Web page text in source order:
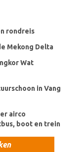
rondreis
Mekong Delta
Wat
in Vang
airco
boot en trein